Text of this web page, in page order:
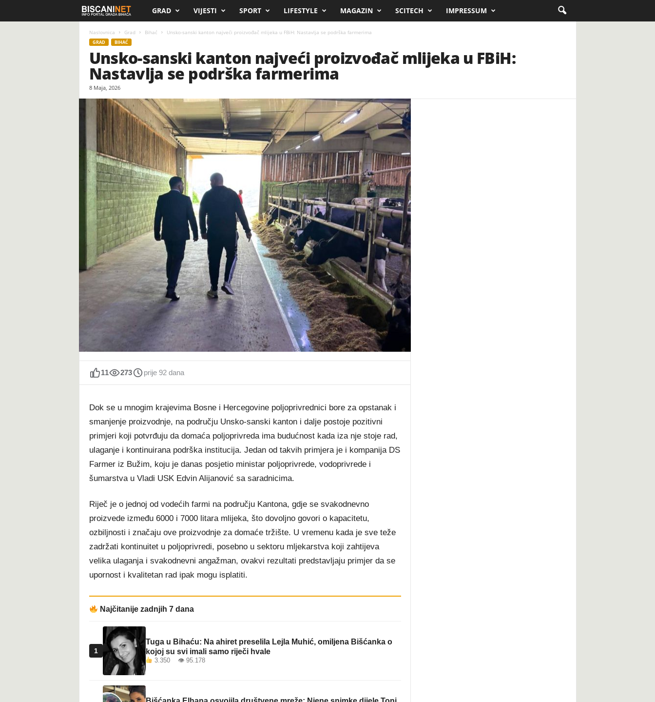
i
c
i
.
n
e
t
GRAD VIJESTI SPORT LIFESTYLE MAGAZIN SCITECH IMPRESSUM
Naslovnica Grad Bihać Unsko-sanski kanton najveći proizvođač mlijeka u FBiH: Nastavlja se podrška farmerima
GRAD BIHAĆ
Unsko-sanski kanton najveći proizvođač mlijeka u FBiH:
Nastavlja se podrška farmerima
8 Maja, 2026
11 273 prije 92 dana
Dok se u mnogim krajevima Bosne i Hercegovine poljoprivrednici bore za opstanak i
smanjenje proizvodnje, na području Unsko-sanski kanton i dalje postoje pozitivni
primjeri koji potvrđuju da domaća poljoprivreda ima budućnost kada iza nje stoje rad,
ulaganje i kontinuirana podrška institucija. Jedan od takvih primjera je i kompanija DS
Farmer iz Bužim, koju je danas posjetio ministar poljoprivrede, vodoprivrede i
šumarstva u Vladi USK Edvin Alijanović sa saradnicima.
Riječ je o jednoj od vodećih farmi na području Kantona, gdje se svakodnevno
proizvede između 6000 i 7000 litara mlijeka, što dovoljno govori o kapacitetu,
ozbiljnosti i značaju ove proizvodnje za domaće tržište. U vremenu kada je sve teže
zadržati kontinuitet u poljoprivredi, posebno u sektoru mljekarstva koji zahtijeva
velika ulaganja i svakodnevni angažman, ovakvi rezultati predstavljaju primjer da se
upornost i kvalitetan rad ipak mogu isplatiti.
Najčitanije zadnjih 7 dana
1
Tuga u Bihaću: Na ahiret preselila Lejla Muhić, omiljena Bišćanka o
kojoj su svi imali samo riječi hvale
3.350 👁 95.178